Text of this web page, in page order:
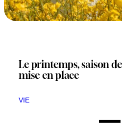
Le printemps, saison
mise en place
VIE